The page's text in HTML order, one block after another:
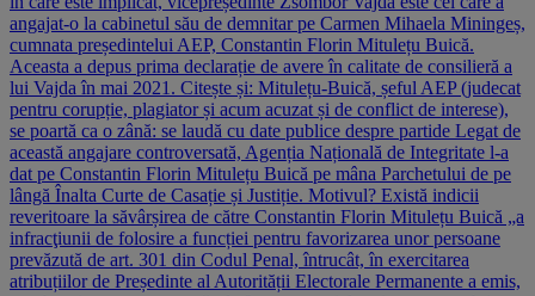
angajat-o la cabinetul său de demnitar pe Carmen Mihaela Miningeș,
cumnata președintelui AEP, Constantin Florin Mitulețu Buică.
Aceasta a depus prima declarație de avere în calitate de consilieră a
lui Vajda în mai 2021. Citește și: Mitulețu-Buică, șeful AEP (judecat
pentru corupție, plagiator și acum acuzat și de conflict de interese),
se poartă ca o zână: se laudă cu date publice despre partide Legat de
această angajare controversată, Agenția Națională de Integritate l-a
dat pe Constantin Florin Mitulețu Buică pe mâna Parchetului de pe
lângă Înalta Curte de Casație și Justiție. Motivul? Există indicii
reveritoare la săvârșirea de către Constantin Florin Mitulețu Buică „a
infracţiunii de folosire a funcției pentru favorizarea unor persoane
prevăzută de art. 301 din Codul Penal, întrucât, în exercitarea
atribuțiilor de Președinte al Autorității Electorale Permanente a emis,